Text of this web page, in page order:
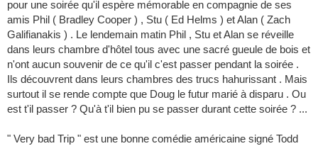
pour une soirée qu'il espère mémorable en compagnie de ses
amis Phil ( Bradley Cooper ) , Stu ( Ed Helms ) et Alan ( Zach
Galifianakis ) . Le lendemain matin Phil , Stu et Alan se réveille
dans leurs chambre d'hôtel tous avec une sacré gueule de bois et
n'ont aucun souvenir de ce qu'il c'est passer pendant la soirée .
Ils découvrent dans leurs chambres des trucs hahurissant . Mais
surtout il se rende compte que Doug le futur marié à disparu . Ou
est t'il passer ? Qu'à t'il bien pu se passer durant cette soirée ? ...
" Very bad Trip " est une bonne comédie américaine signé Todd